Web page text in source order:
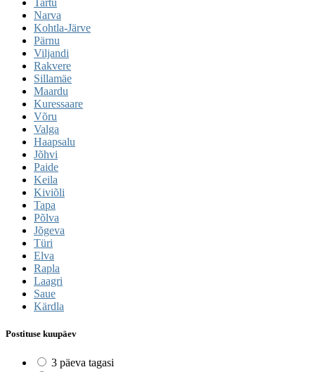
Narva
Kohtla-Järve
Pärnu
Viljandi
Rakvere
Sillamäe
Maardu
Kuressaare
Võru
Valga
Haapsalu
Jõhvi
Paide
Keila
Kiviõli
Tapa
Põlva
Jõgeva
Türi
Elva
Rapla
Laagri
Saue
Kärdla
Postituse kuupäev
3 päeva tagasi